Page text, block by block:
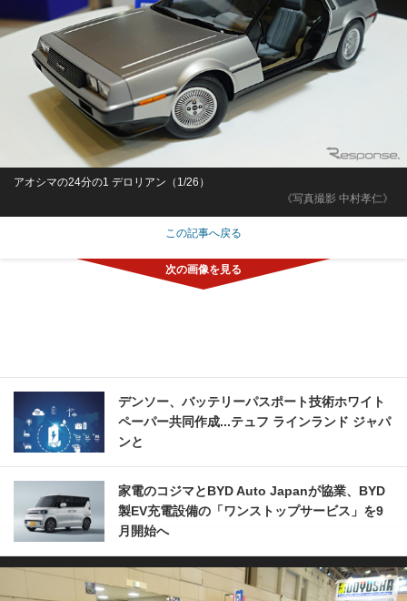
《写真撮影 中村孝仁》
アオシマの24分の1 デロリアン（1/26）
この記事へ戻る
デンソー、バッテリーパスポート技術ホワイト
ペーパー共同作成...テュフ ラインランド ジャパ
ンと
家電のコジマとBYD Auto Japanが協業、BYD
製EV充電設備の「ワンストップサービス」を9
月開始へ